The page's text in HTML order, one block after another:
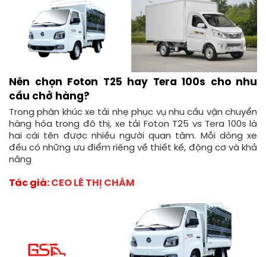
Nên chọn Foton T25 hay Tera 100s cho nhu
cầu chở hàng?
Trong phân khúc xe tải nhẹ phục vụ nhu cầu vận chuyển
hàng hóa trong đô thị, xe tải Foton T25 vs Tera 100s là
hai cái tên được nhiều người quan tâm. Mỗi dòng xe
đều có những ưu điểm riêng về thiết kế, động cơ và khả
năng
Tác giả: CEO LÊ THỊ CHÂM